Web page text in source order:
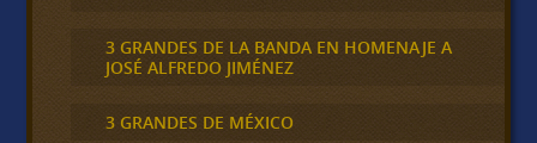
3 GRANDES DE LA BANDA EN HOMENAJE A
JOSÉ ALFREDO JIMÉNEZ
3 GRANDES DE MÉXICO